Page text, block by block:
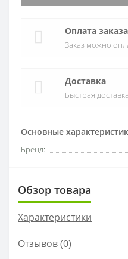
Основные
Бренд:
Оплата заказа
Заказ можно
Доставка
Быстрая
Обзор товара
Характеристики
Отзывов (0)